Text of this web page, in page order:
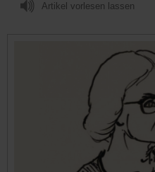
Artikel vorlesen lassen